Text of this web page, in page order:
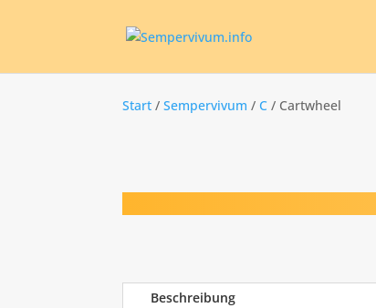
Start /Sempervivum /C / Cartwheel
Beschreibung